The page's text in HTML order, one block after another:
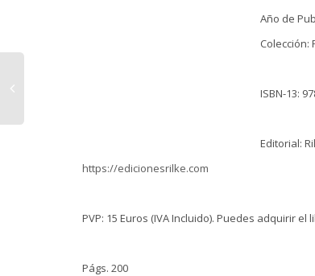
Año de
Colección:
ISBN-13:
Editorial:
https://edicionesrilke.com
PVP: 15 Euros (IVA Incluido). Puedes adquirir
Págs. 200